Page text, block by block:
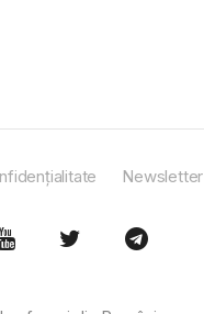
Newsletter